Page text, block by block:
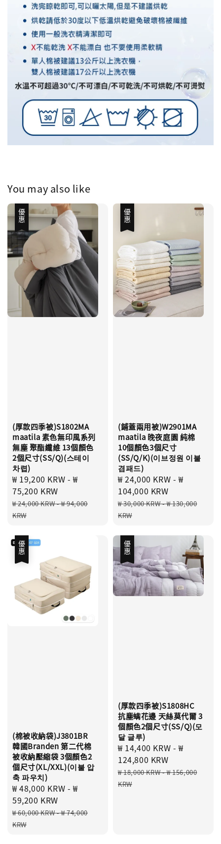
You may also like
優惠
(厚款四季被)S1802MA
maatila 素色無印風系列
無塵 聚酯纖維 13個顏色
2個尺寸(SS/Q)(스테이
차렵)
Sale
price
₩ 19,200 KRW -₩
75,200 KRW
Regular
price
₩ 24,000 KRW-₩ 94,000
KRW
優惠
(鋪蓋兩用被)W2901MA
maatila 晚夜庭園 純棉
10個顏色3個尺寸
(SS/Q/K)(이브정원 이불
겸패드)
Sale
price
₩ 24,000 KRW -₩
104,000 KRW
Regular
price
₩ 30,000 KRW-₩ 130,000
KRW
優惠
(棉被收納袋)J3801BR
韓國Branden 第二代棉
被收納壓縮袋 3個顏色2
個尺寸(XL/XXL)(이불 압
축 파우치)
Sale
price
₩ 48,000 KRW -₩
59,200 KRW
Regular
price
₩ 60,000 KRW-₩ 74,000
KRW
優惠
(厚款四季被)S1808HC
抗塵螨花邊 天絲莫代爾 3
個顏色2個尺寸(SS/Q)(모
달 글루)
Sale
price
₩ 14,400 KRW -₩
124,800 KRW
Regular
price
₩ 18,000 KRW-₩ 156,000
KRW